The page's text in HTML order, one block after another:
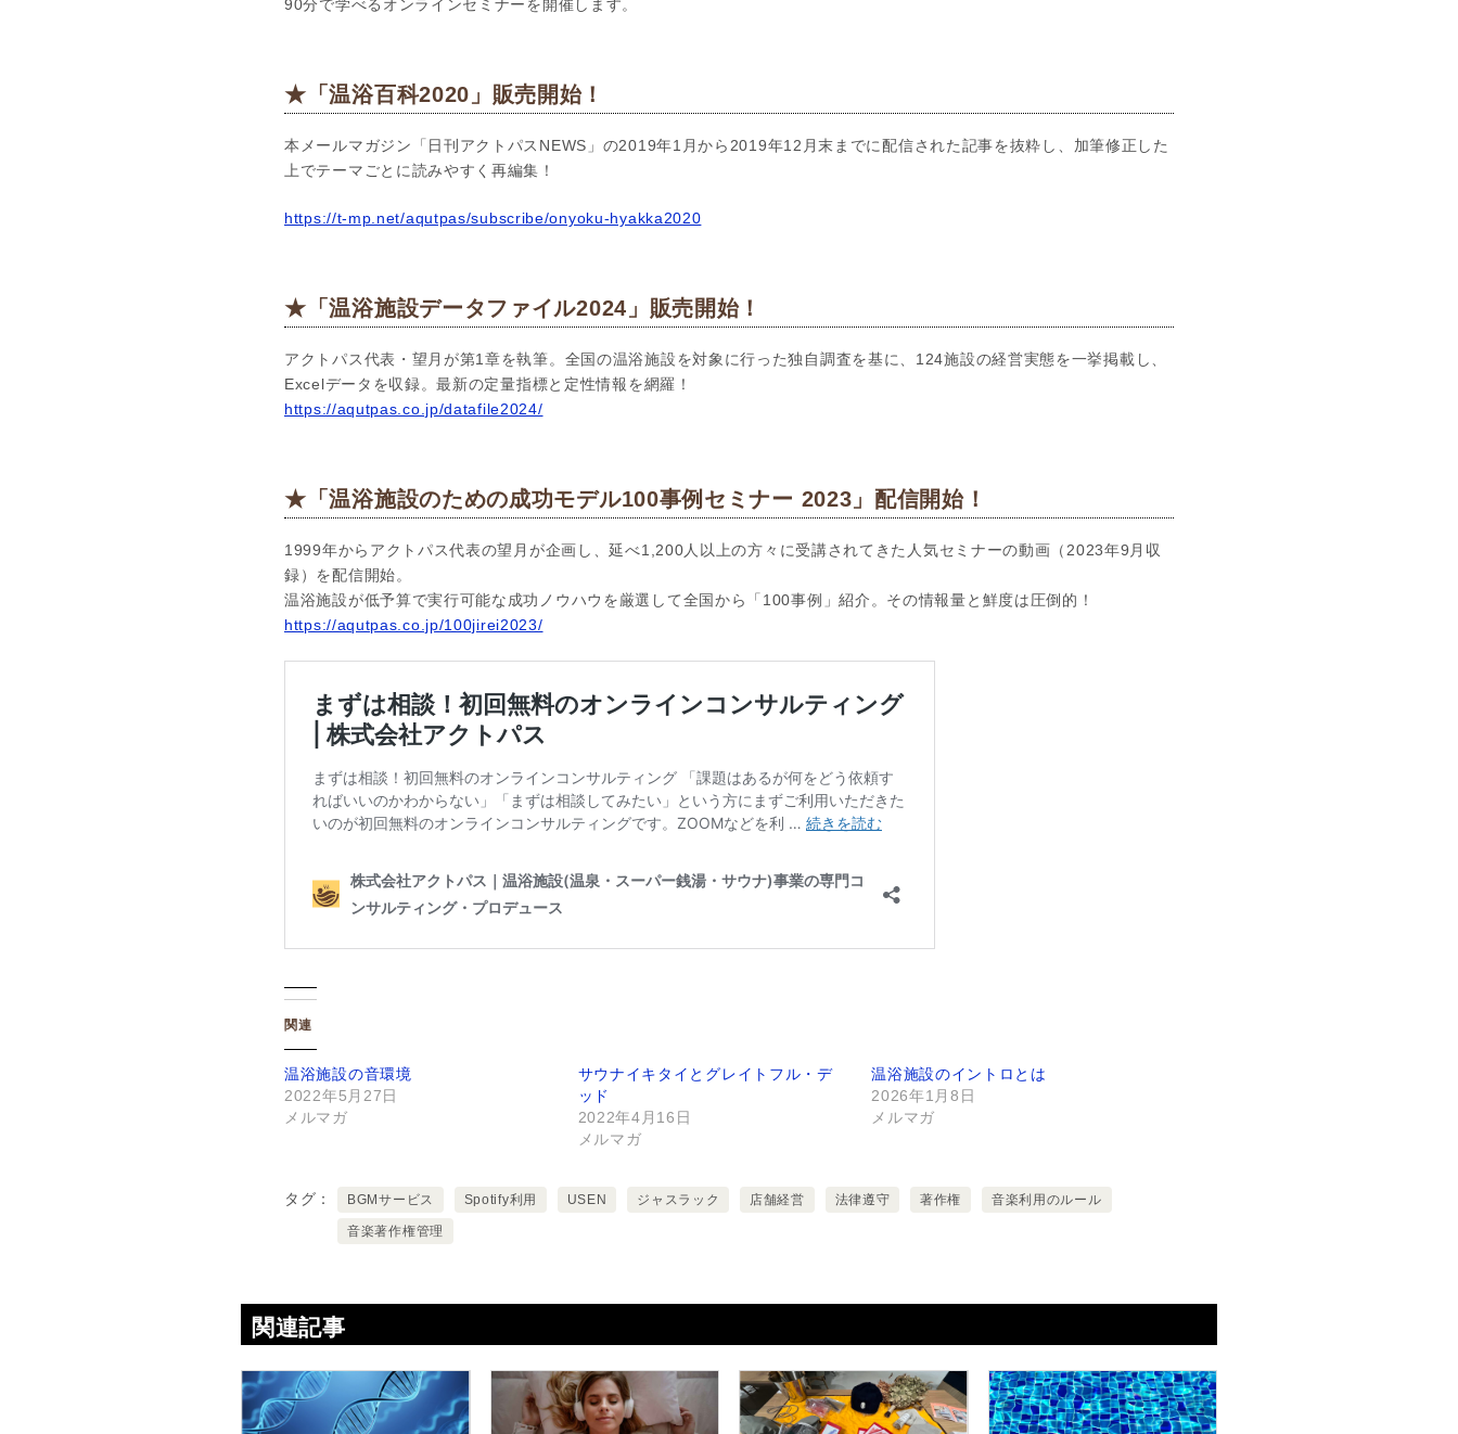
90分で学べるオンラインセミナーを開催します。
★「温浴百科2020」販売開始！
本メールマガジン「日刊アクトパスNEWS」の2019年1月から2019年12月末までに配信された記事を抜粋し、加筆修正した
上でテーマごとに読みやすく再編集！
https://t-mp.net/aqutpas/subscribe/onyoku-hyakka2020
★「温浴施設データファイル2024」販売開始！
アクトパス代表・望月が第1章を執筆。全国の温浴施設を対象に行った独自調査を基に、124施設の経営実態を一挙掲載し、
Excelデータを収録。最新の定量指標と定性情報を網羅！
https://aqutpas.co.jp/datafile2024/
★「温浴施設のための成功モデル100事例セミナー 2023」配信開始！
1999年からアクトパス代表の望月が企画し、延べ1,200人以上の方々に受講されてきた人気セミナーの動画（2023年9月収
録）を配信開始。
温浴施設が低予算で実行可能な成功ノウハウを厳選して全国から「100事例」紹介。その情報量と鮮度は圧倒的！
https://aqutpas.co.jp/100jirei2023/
関連
温浴施設の音環境
2022年5月27日
メルマガ
サウナイキタイとグレイトフル・デ
ッド
2022年4月16日
メルマガ
温浴施設のイントロとは
2026年1月8日
メルマガ
タグ BGMサービス Spotify利用 USEN ジャスラック 店舗経営 法律遵守 著作権 音楽利用のルール
音楽著作権管理
関連記事